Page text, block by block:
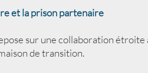
et la prison partenaire
sur une collaboration
de transition.